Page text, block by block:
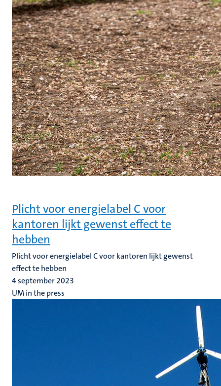
Plicht voor energielabel C voor
kantoren lijkt gewenst effect te
hebben
Plicht voor energielabel C voor kantoren lijkt gewenst
effect te hebben
4 september 2023
UM in the press